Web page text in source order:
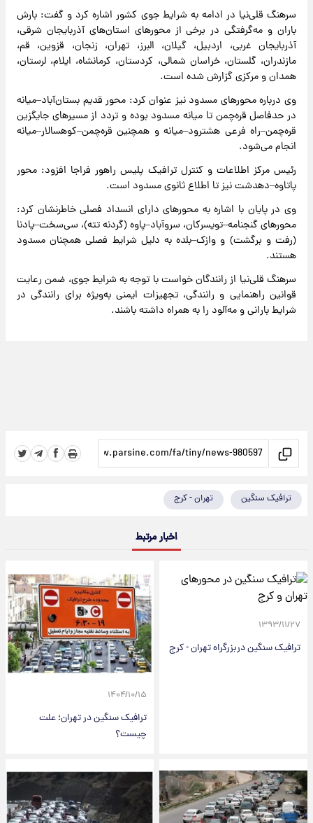
سرهنگ قلی‌نیا در ادامه به شرایط جوی کشور اشاره کرد و گفت: بارش
باران و مه‌گرفتگی در برخی از محور‌های استان‌های آذربایجان شرقی،
آذربایجان غربی، اردبیل، گیلان، البرز، تهران، زنجان، قزوین، قم،
مازندران، گلستان، خراسان شمالی، کردستان، کرمانشاه، ایلام، لرستان،
همدان و مرکزی گزارش شده است.
وی درباره محور‌های مسدود نیز عنوان کرد: محور قدیم بستان‌آباد–میانه
در حدفاصل قره‌چمن تا میانه مسدود بوده و تردد از مسیر‌های جایگزین
قره‌چمن–راه فرعی هشترود–میانه و همچنین قره‌چمن–کوهسالار–میانه
انجام می‌شود.
رئیس مرکز اطلاعات و کنترل ترافیک پلیس راهور فراجا افزود: محور
پاتاوه–دهدشت نیز تا اطلاع ثانوی مسدود است.
وی در پایان با اشاره به محور‌های دارای انسداد فصلی خاطرنشان کرد:
محور‌های گنجنامه–تویسرکان، سروآباد–پاوه (گردنه تته)، سی‌سخت–پادنا
(رفت و برگشت) و وازک–بلده به دلیل شرایط فصلی همچنان مسدود
هستند.
سرهنگ قلی‌نیا از رانندگان خواست با توجه به شرایط جوی، ضمن رعایت
قوانین راهنمایی و رانندگی، تجهیزات ایمنی به‌ویژه برای رانندگی در
شرایط بارانی و مه‌آلود را به همراه داشته باشند.
ترافیک سنگین تهران - کرج
اخبار مرتبط
۱۳۹۳/۱۱/۲۷
ترافیک سنگین دربزرگراه تهران - کرج
۱۴۰۴/۱۰/۱۵
ترافیک سنگین در تهران؛ علت
چیست؟